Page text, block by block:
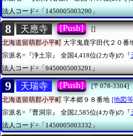
法人コード=「1450005003290」
8 天應寺 [Push]
[]
北海道留萌郡小平町 大字鬼鹿字田代２０番
宗派名=『浄土宗』
全国4,418位(2カ寺)の『
法人コード=「9450005003291」
9 天瑞寺 [Push]
[〒078-3304]
北海道留萌郡小平町 字本郷９８番地 [地図
宗派名=『曹洞宗』
全国2,585位(4カ寺)の『
法人コード=「1450005003332」